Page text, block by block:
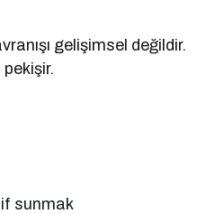
gelişimsel değildir.
sunmak